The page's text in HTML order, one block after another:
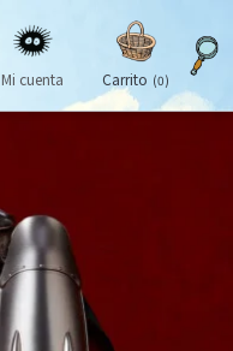
Mi cuenta Carrito (0)